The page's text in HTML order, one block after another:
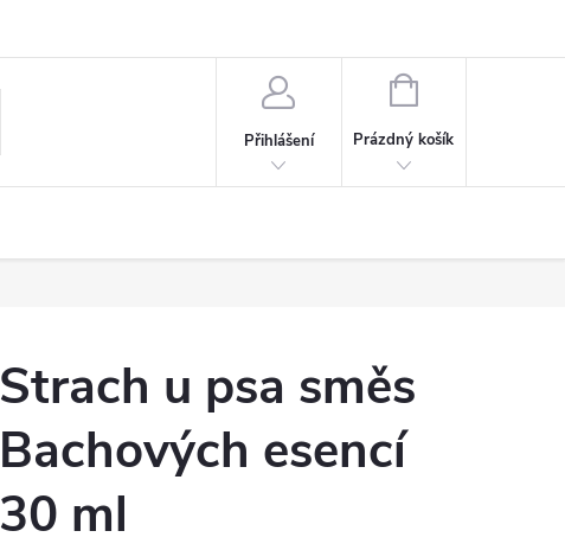
Přihlášení
NÁKUPNÍ
Prázdný košík
Strach u psa směs
Bachových esencí
30 ml